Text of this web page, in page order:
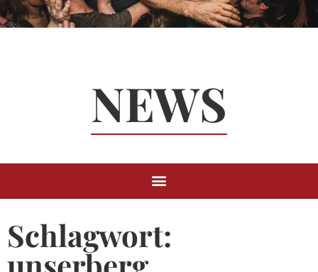
Rund um
Berchtesgaden
NEWS
Schlagwort: